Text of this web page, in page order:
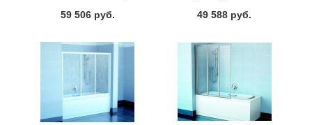
59 506 руб.
49 588 руб.